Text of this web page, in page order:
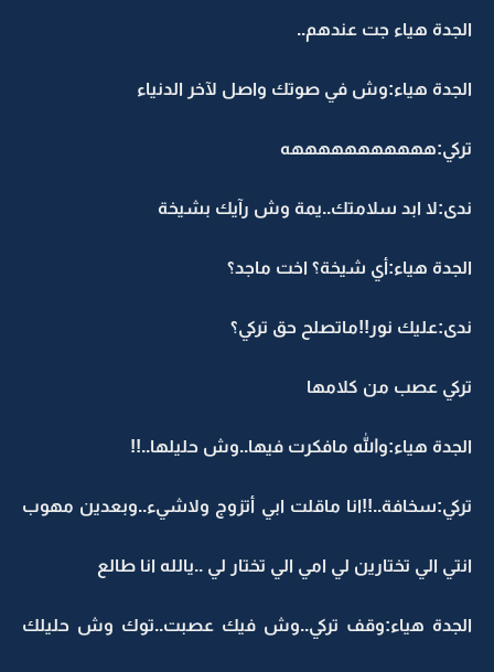
الجدة هياء جت عندهم..
الجدة هياء:وش في صوتك واصل لآخر الدنياء
تركي:هههههههههههه
ندى:لا ابد سلامتك..يمة وش رآيك بشيخة
الجدة هياء:أي شيخة؟ اخت ماجد؟
ندى:عليك نور!!ماتصلح حق تركي؟
تركي عصب من كلامها
الجدة هياء:والله مافكرت فيها..وش حليلها..!!
تركي:سخافة..!!انا ماقلت ابي أتزوج ولاشيء..وبعدين مهوب
انتي الي تختارين لي امي الي تختار لي ..يالله انا طالع
الجدة هياء:وقف تركي..وش فيك عصبت..توك وش حليلك